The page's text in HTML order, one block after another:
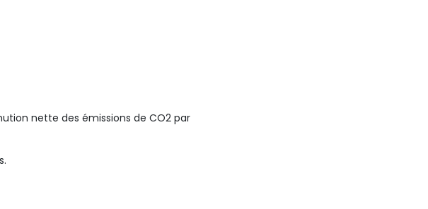
nette des émissions de CO2 par